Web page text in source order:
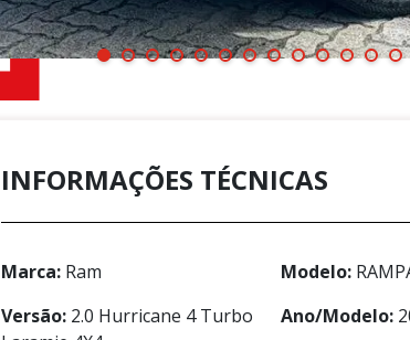
INFORMAÇÕES TÉCNICAS
Marca: Ram Modelo:
Versão: 2.0 Hurricane 4 Turbo
Ano/Modelo: